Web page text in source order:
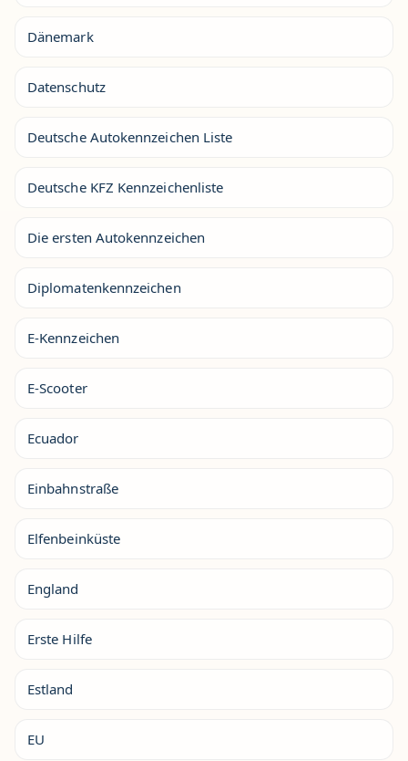
Dänemark
Datenschutz
Deutsche Autokennzeichen Liste
Deutsche KFZ Kennzeichenliste
Die ersten Autokennzeichen
Diplomatenkennzeichen
E-Kennzeichen
E-Scooter
Ecuador
Einbahnstraße
Elfenbeinküste
England
Erste Hilfe
Estland
EU